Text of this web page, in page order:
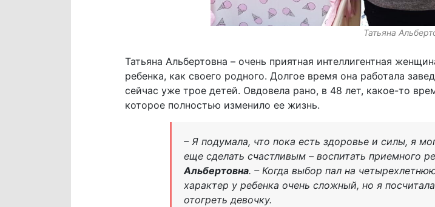
Татьяна
Татьяна Альбертовна – очень приятная интеллигентная
ребенка, как своего родного. Долгое время она работала
сейчас уже трое детей. Овдовела рано, в 48 лет, какое-то
которое полностью изменило ее жизнь.
– Я подумала, что пока есть здоровье и силы, я
еще сделать счастливым – воспитать приемного
Альбертовна. – Когда выбор пал на
характер у ребенка очень сложный, но я
отогреть девочку.